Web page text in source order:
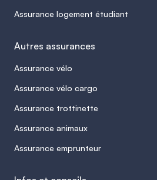
Assurance logement étudiant
Autres assurances
Assurance vélo
Assurance vélo cargo
Assurance trottinette
Assurance animaux
Assurance emprunteur